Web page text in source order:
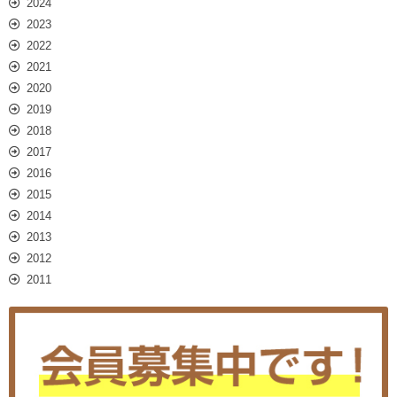
2024
2023
2022
2021
2020
2019
2018
2017
2016
2015
2014
2013
2012
2011